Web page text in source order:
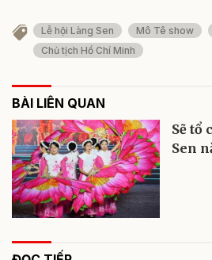
Lễ hội Làng Sen Mô Tê show
Chủ tịch Hồ Chí Minh
BÀI LIÊN QUAN
Sẽ tổ
Sen